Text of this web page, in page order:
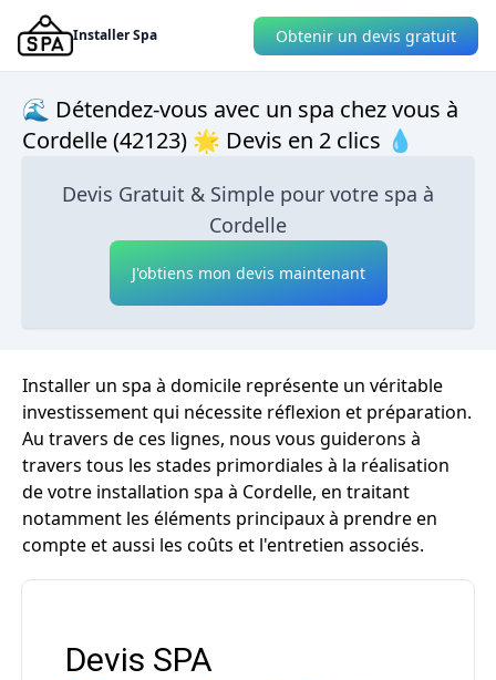
Installer Spa Obtenir un devis gratuit
🌊 Détendez-vous avec un spa chez vous à
Cordelle (42123) 🌟 Devis en 2 clics 💧
Devis Gratuit & Simple pour votre spa à
Cordelle
J'obtiens mon devis maintenant
Installer un spa à domicile représente un véritable
investissement qui nécessite réflexion et préparation.
Au travers de ces lignes, nous vous guiderons à
travers tous les stades primordiales à la réalisation
de votre installation spa à Cordelle, en traitant
notamment les éléments principaux à prendre en
compte et aussi les coûts et l'entretien associés.
Devis SPA